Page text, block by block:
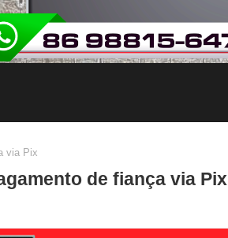
via Pix
de fiança via Pix